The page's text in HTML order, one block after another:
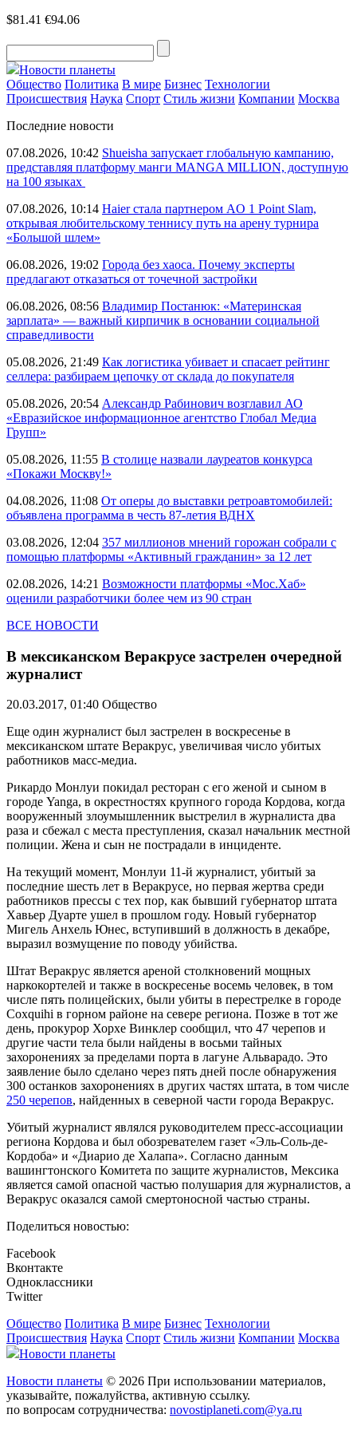
$81.41 €94.06
Новости планеты
Общество Политика В мире Бизнес Технологии
Происшествия Наука Спорт Стиль жизни Компании Москва
Последние новости
07.08.2026, 10:42 Shueisha запускает глобальную кампанию,
представляя платформу манги MANGA MILLION, доступную
на 100 языках
07.08.2026, 10:14 Haier стала партнером AO 1 Point Slam,
открывая любительскому теннису путь на арену турнира
«Большой шлем»
06.08.2026, 19:02 Города без хаоса. Почему эксперты
предлагают отказаться от точечной застройки
06.08.2026, 08:56 Владимир Постанюк: «Материнская
зарплата» — важный кирпичик в основании социальной
справедливости
05.08.2026, 21:49 Как логистика убивает и спасает рейтинг
селлера: разбираем цепочку от склада до покупателя
05.08.2026, 20:54 Александр Рабинович возглавил АО
«Евразийское информационное агентство Глобал Медиа
Групп»
05.08.2026, 11:55 В столице назвали лауреатов конкурса
«Покажи Москву!»
04.08.2026, 11:08 От оперы до выставки ретроавтомобилей:
объявлена программа в честь 87-летия ВДНХ
03.08.2026, 12:04 357 миллионов мнений горожан собрали с
помощью платформы «Активный гражданин» за 12 лет
02.08.2026, 14:21 Возможности платформы «Мос.Хаб»
оценили разработчики более чем из 90 стран
ВСЕ НОВОСТИ
В мексиканском Веракрусе застрелен очередной
журналист
20.03.2017, 01:40 Общество
Еще один журналист был застрелен в воскресенье в
мексиканском штате Веракрус, увеличивая число убитых
работников масс-медиа.
Рикардо Монлуи покидал ресторан с его женой и сыном в
городе Yanga, в окрестностях крупного города Кордова, когда
вооруженный злоумышленник выстрелил в журналиста два
раза и сбежал с места преступления, сказал начальник местной
полиции. Жена и сын не пострадали в инциденте.
На текущий момент, Монлуи 11-й журналист, убитый за
последние шесть лет в Веракрусе, но первая жертва среди
работников прессы с тех пор, как бывший губернатор штата
Хавьер Дуарте ушел в прошлом году. Новый губернатор
Мигель Анхель Юнес, вступивший в должность в декабре,
выразил возмущение по поводу убийства.
Штат Веракрус является ареной столкновений мощных
наркокортелей и также в воскресенье восемь человек, в том
числе пять полицейских, были убиты в перестрелке в городе
Coxquihi в горном районе на севере региона. Позже в тот же
день, прокурор Хорхе Винклер сообщил, что 47 черепов и
другие части тела были найдены в восьми тайных
захоронениях за пределами порта в лагуне Альварадо. Это
заявление было сделано через пять дней после обнаружения
300 останков захоронениях в других частях штата, в том числе
250 черепов, найденных в северной части города Веракрус.
Убитый журналист являлся руководителем пресс-ассоциации
региона Кордова и был обозревателем газет «Эль-Соль-де-
Кордоба» и «Диарио де Халапа». Согласно данным
вашингтонского Комитета по защите журналистов, Мексика
является самой опасной частью полушария для журналистов, а
Веракрус оказался самой смертоносной частью страны.
Поделиться новостью:
Facebook
Вконтакте
Одноклассники
Twitter
Общество Политика В мире Бизнес Технологии
Происшествия Наука Спорт Стиль жизни Компании Москва
Новости планеты
Новости планеты © 2026 При использовании материалов,
указывайте, пожалуйства, активную ссылку.
по вопросам сотрудничества: novostiplaneti.com@ya.ru